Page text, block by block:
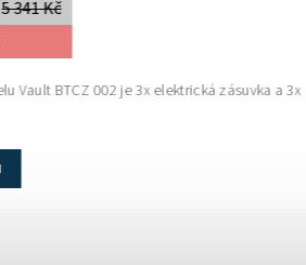
Kč
BTCZ 002 je 3x elektrická zásuvka a 3x